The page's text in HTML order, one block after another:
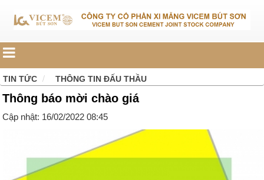
TIN TỨC THÔNG TIN ĐẤU THẦU
Thông báo mời chào giá
Cập nhật: 16/02/2022 08:45